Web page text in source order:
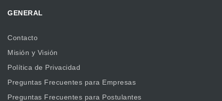
GENERAL
Contacto
Misión y Visión
Política de Privacidad
Preguntas Frecuentes para Empresas
Preguntas Frecuentes para Postulantes